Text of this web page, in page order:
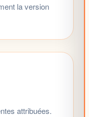
la version
attribuées.